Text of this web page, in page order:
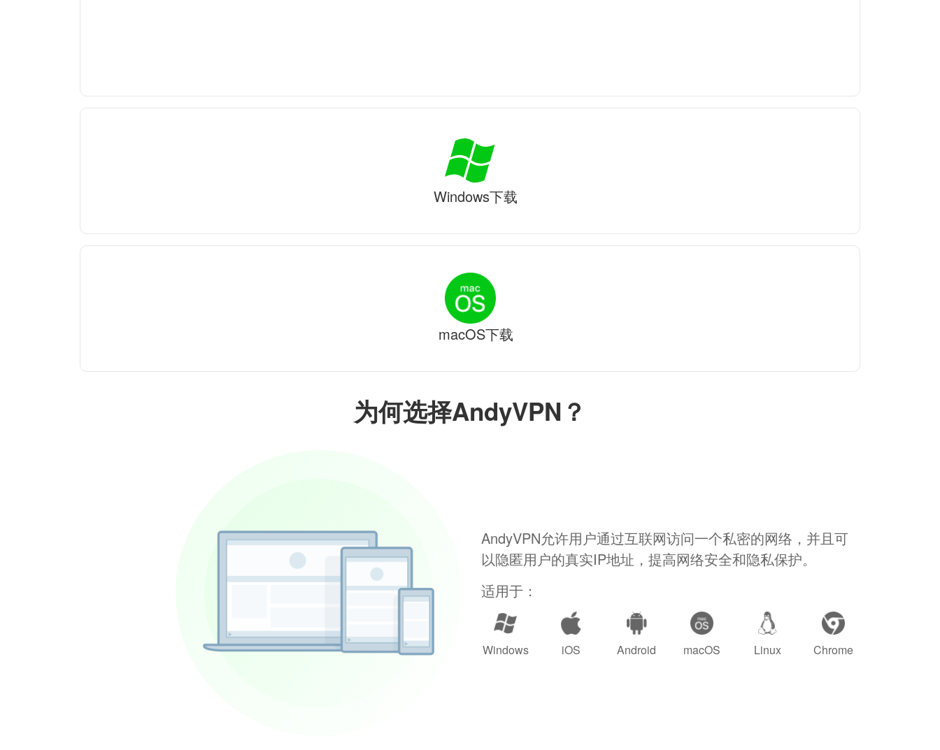
为何选择AndyVPN？
AndyVPN允许用户通过互联网访问一个私密的网络，并且可
以隐匿用户的真实IP地址，提高网络安全和隐私保护。
适用于：
Windows iOS Android macOS Linux Chrome
Windows下载
macOS下载